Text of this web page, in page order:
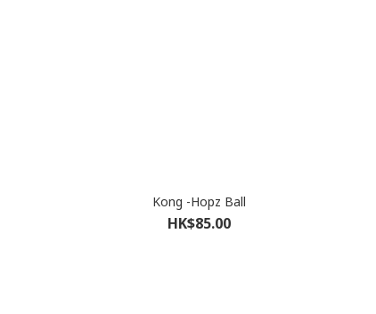
Kong -Hopz Ball
HK$85.00